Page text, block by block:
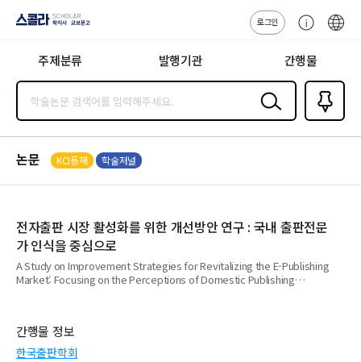
지사·교보문고
로그인
센
주제분류 발행기관 간행물
검색
즐겨찾
기0
논문 KCI등재 학술저널
전자출판 시장 활성화를 위한 개선방안 연구 : 국내 출판전문
가 인식을 중심으로
A Study on Improvement Strategies for Revitalizing the E-Publishing
Market: Focusing on the Perceptions of Domestic Publishing
간행물 정보
한국출판학회